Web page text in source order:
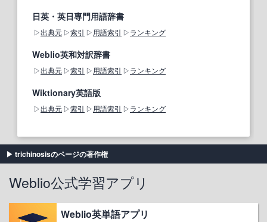
日英・英日専門用語辞書
出典元 索引 用語索引 ランキング
Weblio英和対訳辞書
出典元 索引 用語索引 ランキング
Wiktionary英語版
出典元 索引 用語索引 ランキング
trichinosisのページの著作権
Weblio公式学習アプリ
Weblio英単語アプリ